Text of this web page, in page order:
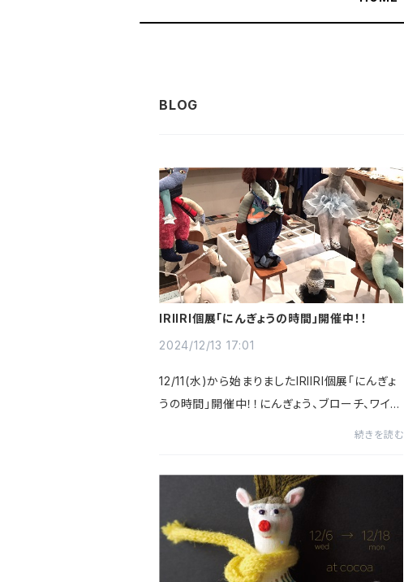
IRIIRI個展「にんぎょうの時間」開催中！！
2024/12/13 17:01
12/11(水)から始まりましたIRIIRI個展「にんぎょ
うの時間」開催中！！にんぎょう、ブローチ、ワイヤ
ー作品など新作お披露目となっております。期
リーズチェックして...
続きを読む